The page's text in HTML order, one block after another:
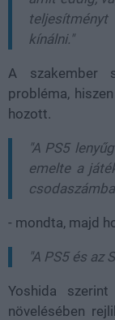
kínálni."
A szakember
probléma,
hozott.
"A PS5
emelte a
- mondta, majd
"A PS5 és az
Yoshida
növelésében